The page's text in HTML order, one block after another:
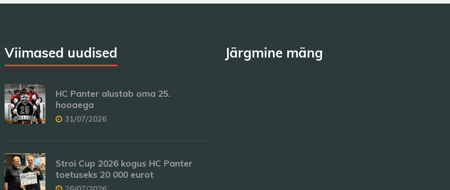
Viimased uudised
HC Panter alustab oma 25.
hooaega
31/07/2026
Stroi Cup 2026 kogus HC Panter
toetuseks 20 000 eurot
Järgmine mäng